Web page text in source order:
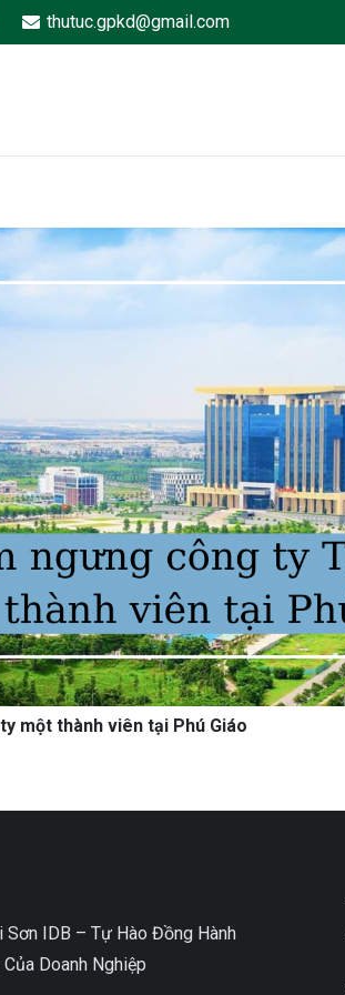
thutuc.gpkd@gmail.com
một thành viên tại Phú Giáo
Sơn IDB – Tự Hào Đồng Hành
Doanh Nghiệp